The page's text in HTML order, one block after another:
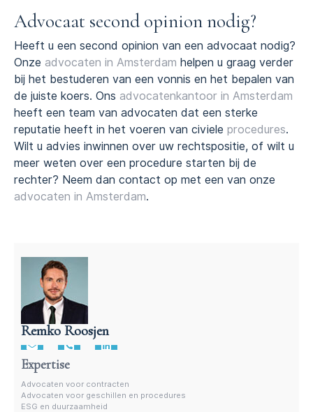
Advocaat second opinion nodig?
Heeft u een second opinion van een advocaat nodig?
Onze advocaten in Amsterdam helpen u graag verder
bij het bestuderen van een vonnis en het bepalen van
de juiste koers. Ons advocatenkantoor in Amsterdam
heeft een team van advocaten dat een sterke
reputatie heeft in het voeren van civiele procedures.
Wilt u advies inwinnen over uw rechtspositie, of wilt u
meer weten over een procedure starten bij de
rechter? Neem dan contact op met een van onze
advocaten in Amsterdam.
Remko Roosjen
Advocaat contractenrecht
Expertise
Advocaten voor contracten
Advocaten voor geschillen en procedures
ESG en duurzaamheid